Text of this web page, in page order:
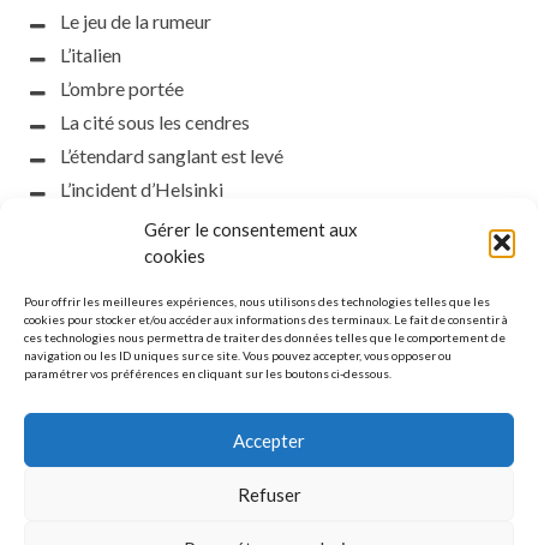
Gérer le consentement aux
cookies
Pour offrir les meilleures expériences, nous utilisons des technologies telles que les
cookies pour stocker et/ou accéder aux informations des terminaux. Le fait de consentir à
ces technologies nous permettra de traiter des données telles que le comportement de
navigation ou les ID uniques sur ce site. Vous pouvez accepter, vous opposer ou
paramétrer vos préférences en cliquant sur les boutons ci-dessous.
Accepter
Refuser
Le jeu de la rumeur
L’italien
L’ombre portée
La cité sous les cendres
L’étendard sanglant est levé
L’incident d’Helsinki
la petite fasciste
Toutes les nuances de la nuit
Que s’obscurcissent le soleil et la lumière
Le silence